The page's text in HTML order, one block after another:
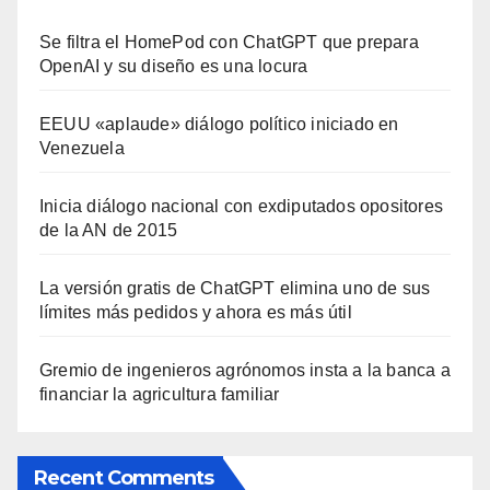
Se filtra el HomePod con ChatGPT que prepara
OpenAI y su diseño es una locura
EEUU «aplaude» diálogo político iniciado en
Venezuela
Inicia diálogo nacional con exdiputados opositores
de la AN de 2015
La versión gratis de ChatGPT elimina uno de sus
límites más pedidos y ahora es más útil
Gremio de ingenieros agrónomos insta a la banca a
financiar la agricultura familiar
Recent Comments